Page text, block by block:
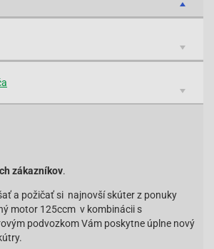
zákazníkov.
a požičať si najnovší skúter z ponuky
motor 125ccm v kombinácii s
podvozkom Vám poskytne úplne nový